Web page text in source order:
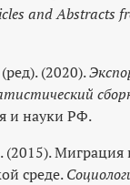
and Abstracts
(2020).
и науки РФ.
Миграция
среде.